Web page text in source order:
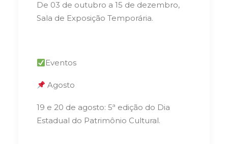
De 03 de outubro a 15 de dezembro,
Sala de Exposição Temporária.
Eventos
Agosto
19 e 20 de agosto: 5ª edição do Dia
Estadual do Patrimônio Cultural.